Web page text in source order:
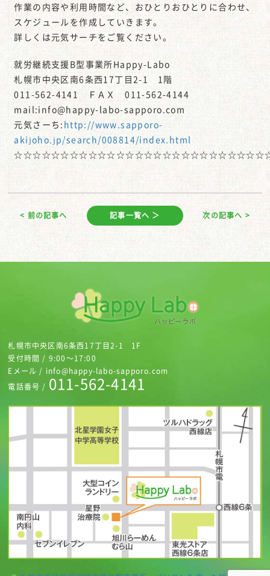
作業の内容や利用時間など、おひとりおひとりに合わせ、
スケジュールを作成していきます。
詳しくは元気サーチをご覧ください。
就労継続支援B型事業所Happy-Labo
札幌市中央区南6条西17丁目2-1 1階
011-562-4141 ＦＡＸ 011-562-4144
mail:info@happy-labo-sapporo.com
元気さーち: http://www.sapporo-
akijoho.jp/search/008814/index.html
< 前の記事へ 記事一覧へ ＞ 次の記事へ >
札幌市中央区南6条西17丁目2-1 1F
受付時間 / 9:00～17:00
Eメール / info@happy-labo-sapporo.com
電話番号 / 011-562-4141